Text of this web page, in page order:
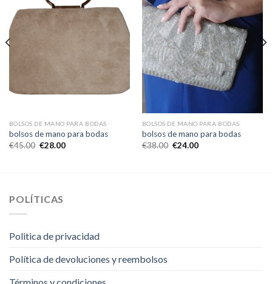
BOLSOS DE MANO PARA BODAS
bolsos de mano para bodas
€45.00 €28.00
BOLSOS DE MANO PARA BODAS
bolsos de mano para bodas
€38.00 €24.00
POLÍTICAS
Politica de privacidad
Política de devoluciones y reembolsos